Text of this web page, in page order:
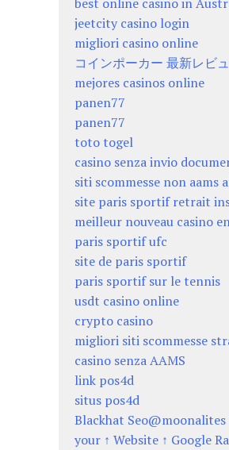
jeetcity casino login
migliori casino online
コインポーカー 最新レビ
mejores casinos online
panen77
panen77
toto togel
casino senza invio
siti scommesse non aams
site paris sportif retrait
meilleur nouveau casino
paris sportif ufc
site de paris sportif
paris sportif sur le tennis
usdt casino online
crypto casino
migliori siti scommesse
casino senza AAMS
link pos4d
situs pos4d
Blackhat Seo@moonalites
your ↑ Website ↑ Google